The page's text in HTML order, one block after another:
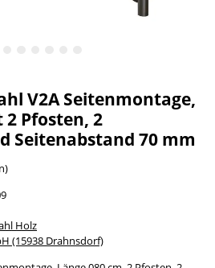
V2A Seitenmontage,
2 Pfosten, 2
Seitenabstand 70 mm
Holz
(15938 Drahnsdorf)